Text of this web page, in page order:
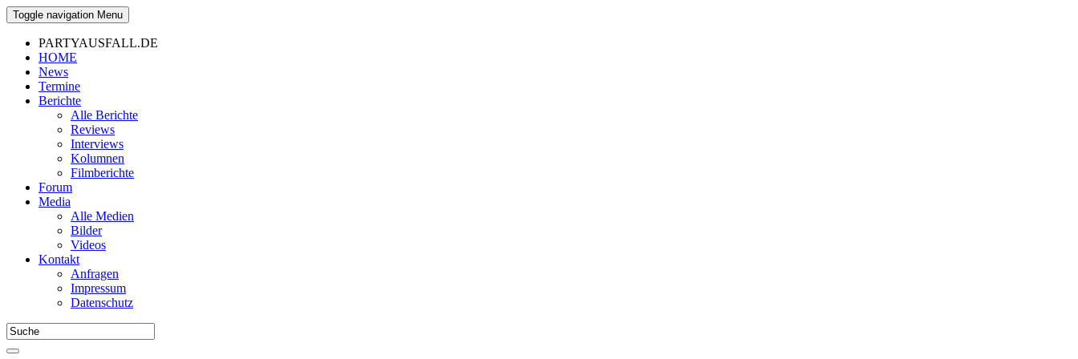
Toggle navigation Menu
PARTYAUSFALL.DE
HOME
News
Termine
Berichte
Alle Berichte
Reviews
Interviews
Kolumnen
Filmberichte
Forum
Media
Alle Medien
Bilder
Videos
Kontakt
Anfragen
Impressum
Datenschutz